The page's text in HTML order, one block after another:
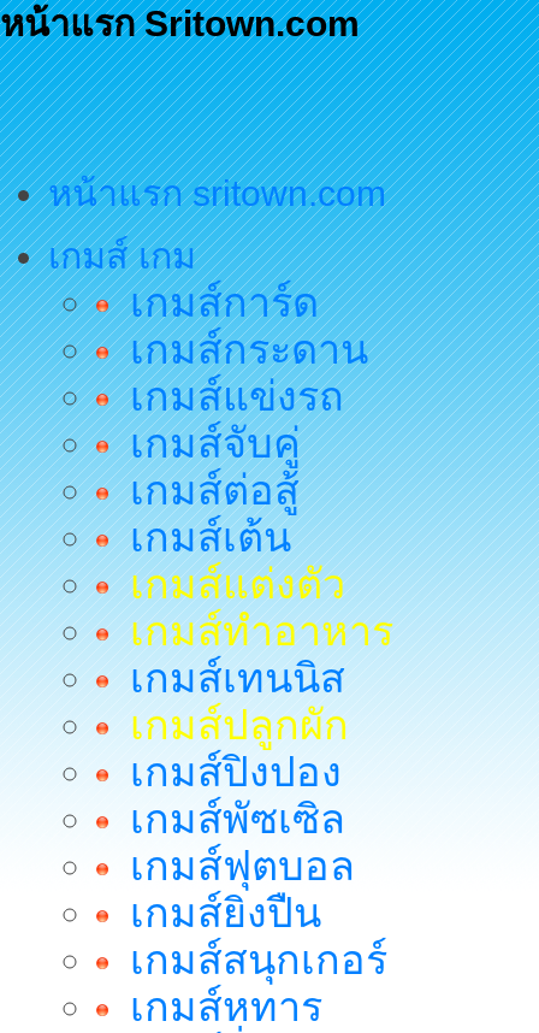
หน้าแรก Sritown.com
หน้าแรก sritown.com
เกมส์ เกม
เกมส์การ์ด
เกมส์กระดาน
เกมส์แข่งรถ
เกมส์จับคู่
เกมส์ต่อสู้
เกมส์เต้น
เกมส์แต่งตัว
เกมส์ทำอาหาร
เกมส์เทนนิส
เกมส์ปลูกผัก
เกมส์ปิงปอง
เกมส์พัซเซิล
เกมส์ฟุตบอล
เกมส์ยิงปืน
เกมส์สนุกเกอร์
เกมส์หทาร